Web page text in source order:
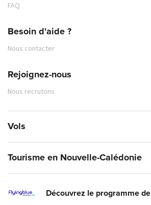
FAQ
Besoin d'aide ?
Nous contacter
Rejoignez-nous
Nous recrutons
Vols
Tourisme en Nouvelle-Calédonie
Découvrez le programme